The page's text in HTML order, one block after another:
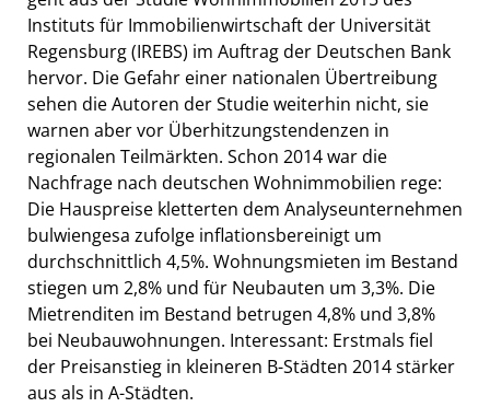
Instituts für Immobilienwirtschaft der Universität
Regensburg (IREBS) im Auftrag der Deutschen Bank
hervor. Die Gefahr einer nationalen Übertreibung
sehen die Autoren der Studie weiterhin nicht, sie
warnen aber vor Überhitzungstendenzen in
regionalen Teilmärkten. Schon 2014 war die
Nachfrage nach deutschen Wohnimmobilien rege:
Die Hauspreise kletterten dem Analyseunternehmen
bulwiengesa zufolge inflationsbereinigt um
durchschnittlich 4,5%. Wohnungsmieten im Bestand
stiegen um 2,8% und für Neubauten um 3,3%. Die
Mietrenditen im Bestand betrugen 4,8% und 3,8%
bei Neubauwohnungen. Interessant: Erstmals fiel
der Preisanstieg in kleineren B-Städten 2014 stärker
aus als in A-Städten.